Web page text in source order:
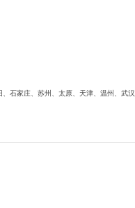
石家庄、苏州、太原、天津、温州、武